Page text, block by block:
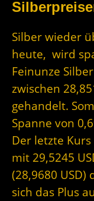
Silber wieder
heute, wird
Feinunze
zwischen
gehandelt.
Spanne von
Der letzte
mit 29,5245
(28,9680
sich das Plus